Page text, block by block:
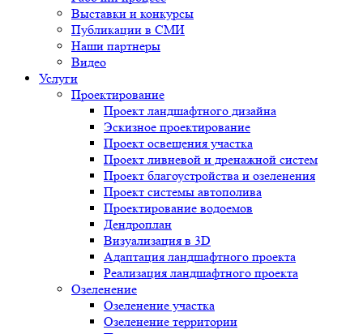
Выставки и конкурсы
Публикации в СМИ
Наши партнеры
Видео
Услуги
Проектирование
Проект ландшафтного дизайна
Эскизное проектирование
Проект освещения участка
Проект ливневой и дренажной систем
Проект благоустройства и озеленения
Проект системы автополива
Проектирование водоемов
Дендроплан
Визуализация в 3D
Адаптация ландшафтного проекта
Реализация ландшафтного проекта
Озеленение
Озеленение участка
Озеленение территории